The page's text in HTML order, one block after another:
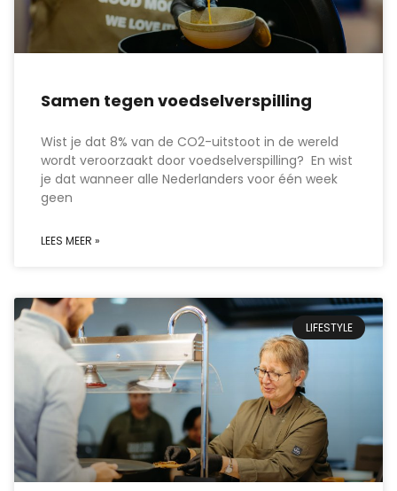
Samen tegen voedselverspilling
Wist je dat 8% van de CO2-uitstoot in de wereld
wordt veroorzaakt door voedselverspilling? En wist
je dat wanneer alle Nederlanders voor één week
geen
LEES MEER »
LIFESTYLE